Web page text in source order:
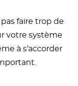
faire trop de
votre système
à s’accorder